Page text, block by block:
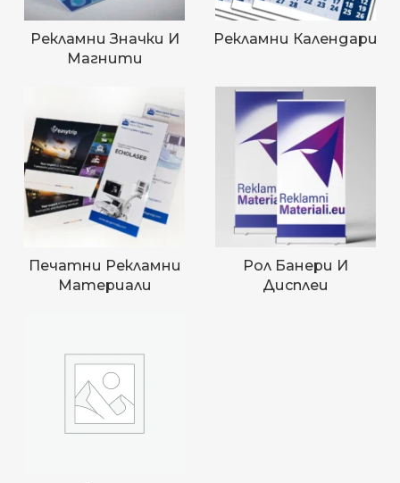
Рекламни Значки И
Магнити
Рекламни Календари
Печатни Рекламни
Материали
Рол Банери И
Дисплеи